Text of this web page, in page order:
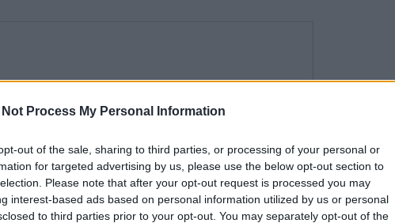
Not Process My Personal Information
out of the sale, sharing to third parties, or processing of your personal or
for targeted advertising by us, please use the below opt-out section to
Please note that after your opt-out request is processed you may
interest-based ads based on personal information utilized by us or personal
to third parties prior to your opt-out. You may separately opt-out of the